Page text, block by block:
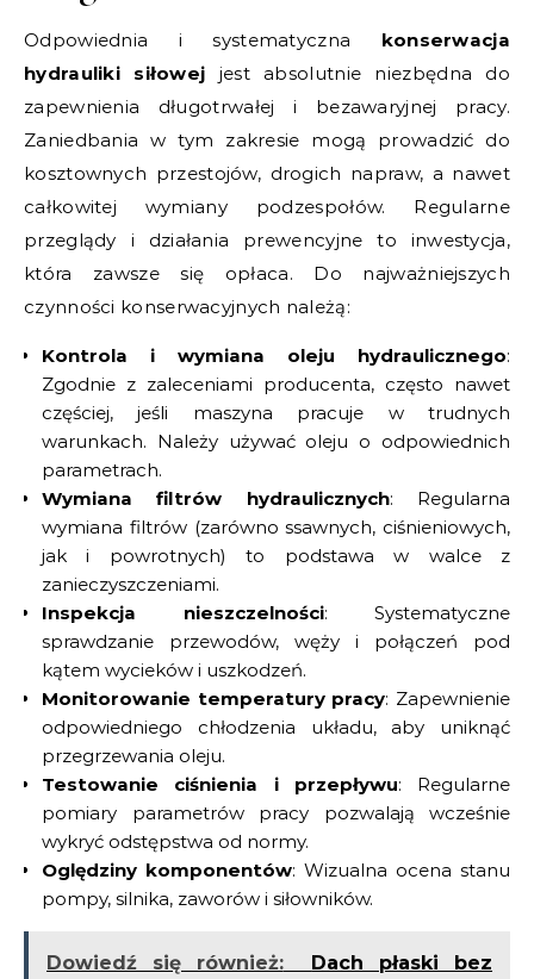
Odpowiednia i systematyczna konserwacja
hydrauliki siłowej jest absolutnie niezbędna do
zapewnienia długotrwałej i bezawaryjnej pracy.
Zaniedbania w tym zakresie mogą prowadzić do
kosztownych przestojów, drogich napraw, a nawet
całkowitej wymiany podzespołów. Regularne
przeglądy i działania prewencyjne to inwestycja,
która zawsze się opłaca. Do najważniejszych
czynności konserwacyjnych należą:
Kontrola i wymiana oleju hydraulicznego:
Zgodnie z zaleceniami producenta, często nawet
częściej, jeśli maszyna pracuje w trudnych
warunkach. Należy używać oleju o odpowiednich
parametrach.
Wymiana filtrów hydraulicznych: Regularna
wymiana filtrów (zarówno ssawnych, ciśnieniowych,
jak i powrotnych) to podstawa w walce z
zanieczyszczeniami.
Inspekcja nieszczelności: Systematyczne
sprawdzanie przewodów, węży i połączeń pod
kątem wycieków i uszkodzeń.
Monitorowanie temperatury pracy: Zapewnienie
odpowiedniego chłodzenia układu, aby uniknąć
przegrzewania oleju.
Testowanie ciśnienia i przepływu: Regularne
pomiary parametrów pracy pozwalają wcześnie
wykryć odstępstwa od normy.
Oględziny komponentów: Wizualna ocena stanu
pompy, silnika, zaworów i siłowników.
Dowiedź się również:
Dach płaski bez